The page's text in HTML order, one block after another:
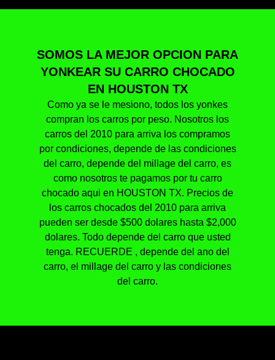
SOMOS LA MEJOR OPCION PARA
YONKEAR SU CARRO CHOCADO
EN HOUSTON TX
Como ya se le mesiono, todos los yonkes
compran los carros por peso. Nosotros los
carros del 2010 para arriva los compramos
por condiciones, depende de las condiciones
del carro, depende del millage del carro, es
como nosotros te pagamos por tu carro
chocado aqui en HOUSTON TX. Precios de
los carros chocados del 2010 para arriva
pueden ser desde $500 dolares hasta $2,000
dolares. Todo depende del carro que usted
tenga. RECUERDE , depende del ano del
carro, el millage del carro y las condiciones
del carro.